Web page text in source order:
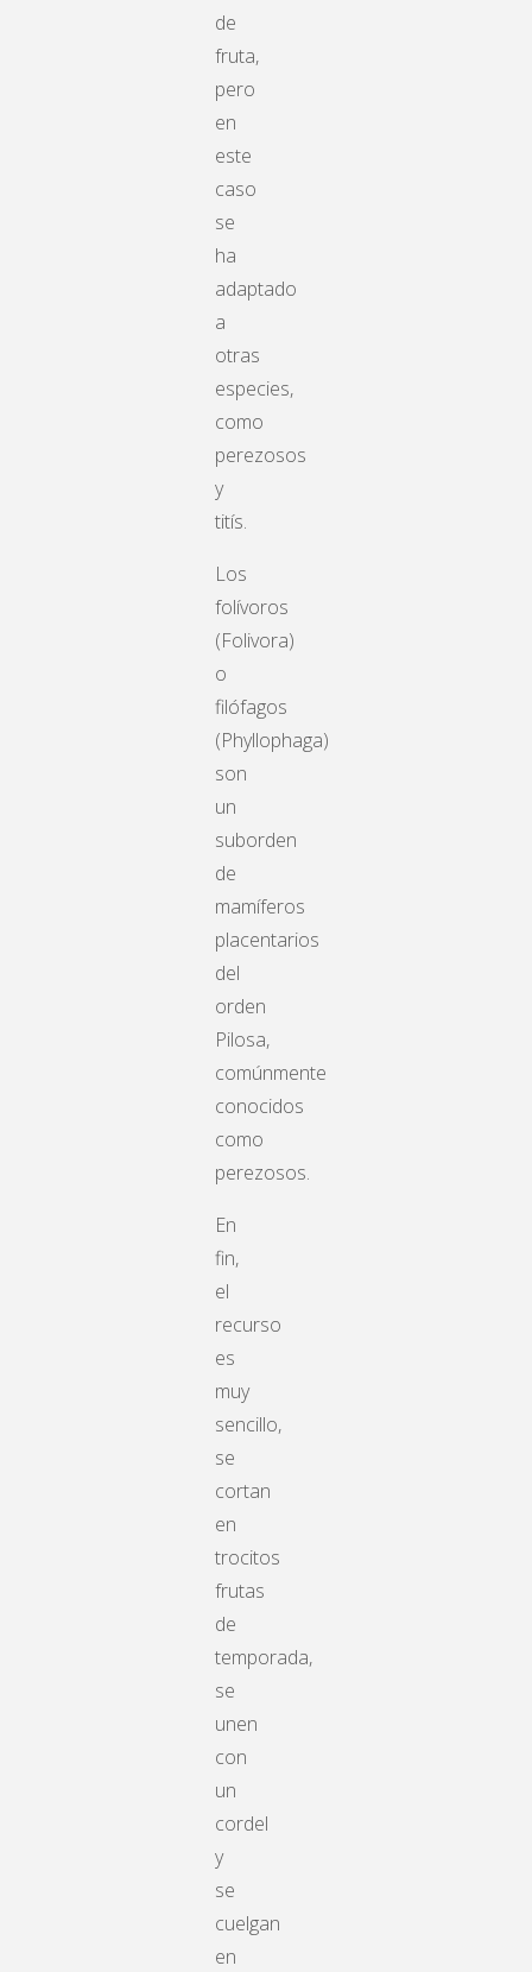
de
fruta,
pero
en
este
caso
se
ha
adaptado
a
otras
especies,
como
perezosos
y
titís.
Los
folívoros
(Folivora)
o
filófagos
(Phyllophaga)
son
un
suborden
de
mamíferos
placentarios
del
orden
Pilosa,
comúnmente
conocidos
como
perezosos.
En
fin,
el
recurso
es
muy
sencillo,
se
cortan
en
trocitos
frutas
de
temporada,
se
unen
con
un
cordel
y
se
cuelgan
en